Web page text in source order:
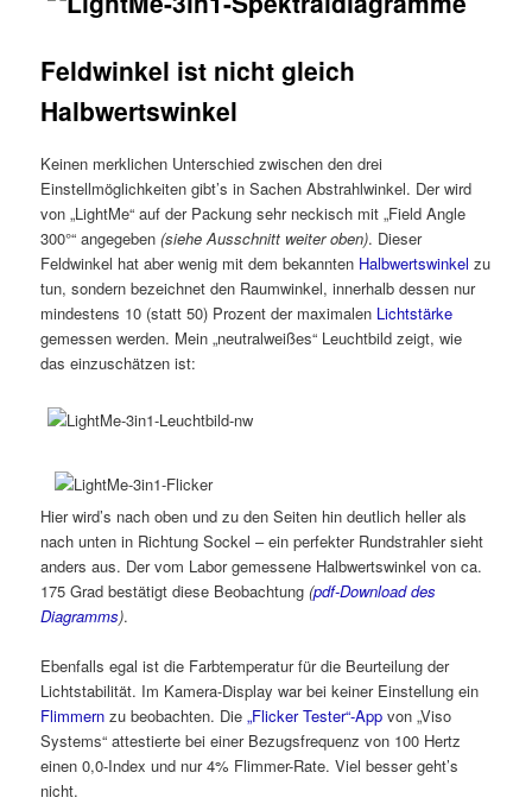
Feldwinkel ist nicht gleich
Halbwertswinkel
Keinen merklichen Unterschied zwischen den drei
Einstellmöglichkeiten gibt’s in Sachen Abstrahlwinkel. Der wird
von „LightMe“ auf der Packung sehr neckisch mit „Field Angle
300°“ angegeben(siehe Ausschnitt weiter oben). Dieser
Feldwinkel hat aber wenig mit dem bekannten Halbwertswinkel zu
tun, sondern bezeichnet den Raumwinkel, innerhalb dessen nur
mindestens 10 (statt 50) Prozent der maximalen Lichtstärke
gemessen werden. Mein „neutralweißes“ Leuchtbild zeigt, wie
das einzuschätzen ist:
Hier wird’s nach oben und zu den Seiten hin deutlich heller als
nach unten in Richtung Sockel – ein perfekter Rundstrahler sieht
anders aus. Der vom Labor gemessene Halbwertswinkel von ca.
175 Grad bestätigt diese Beobachtung(pdf-Download des
Diagramms).
Ebenfalls egal ist die Farbtemperatur für die Beurteilung der
Lichtstabilität. Im Kamera-Display war bei keiner Einstellung ein
Flimmern zu beobachten. Die„Flicker Tester“-App von „Viso
Systems“ attestierte bei einer Bezugsfrequenz von 100 Hertz
einen 0,0-Index und nur 4% Flimmer-Rate. Viel besser geht’s
nicht.